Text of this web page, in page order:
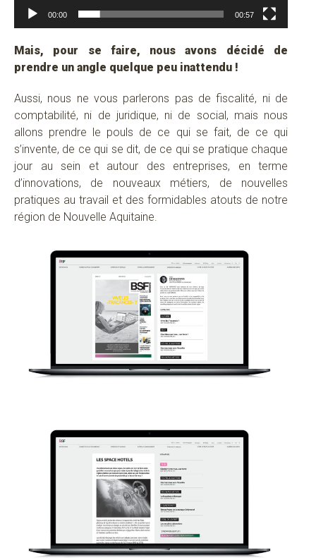
00:00 00:57
Mais, pour se faire, nous avons décidé de
prendre un angle quelque peu inattendu !
Aussi, nous ne vous parlerons pas de fiscalité, ni de
comptabilité, ni de juridique, ni de social, mais nous
allons prendre le pouls de ce qui se fait, de ce qui
s’invente, de ce qui se dit, de ce qui se pratique chaque
jour au sein et autour des entreprises, en terme
d’innovations, de nouveaux métiers, de nouvelles
pratiques au travail et des formidables atouts de notre
région de Nouvelle Aquitaine.